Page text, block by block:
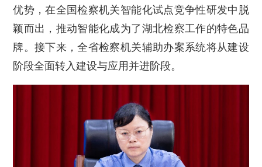
优势，在全国检察机关智能化试点竞争性研发中脱
颖而出，推动智能化成为了湖北检察工作的特色品
牌。接下来，全省检察机关辅助办案系统将从建设
阶段全面转入建设与应用并进阶段。